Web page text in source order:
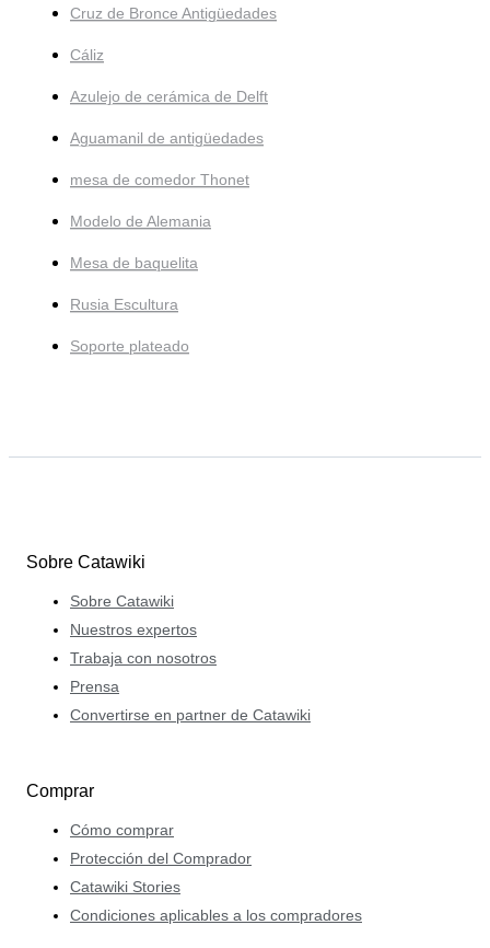
Cruz de Bronce Antigüedades
Cáliz
Azulejo de cerámica de Delft
Aguamanil de antigüedades
mesa de comedor Thonet
Modelo de Alemania
Mesa de baquelita
Rusia Escultura
Soporte plateado
Sobre Catawiki
Sobre Catawiki
Nuestros expertos
Trabaja con nosotros
Prensa
Convertirse en partner de Catawiki
Comprar
Cómo comprar
Protección del Comprador
Catawiki Stories
Condiciones aplicables a los compradores